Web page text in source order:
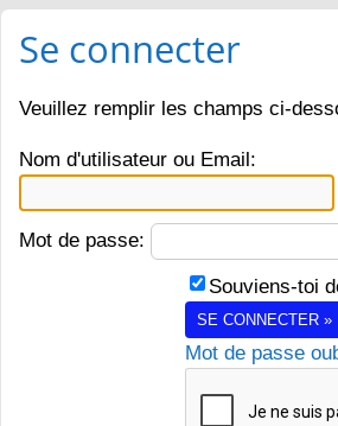
Se connecter
Veuillez remplir les champs ci-
Nom d'utilisateur ou Email:
Mot de passe:
Souviens-toi
SE CONNECTER »
Mot de passe